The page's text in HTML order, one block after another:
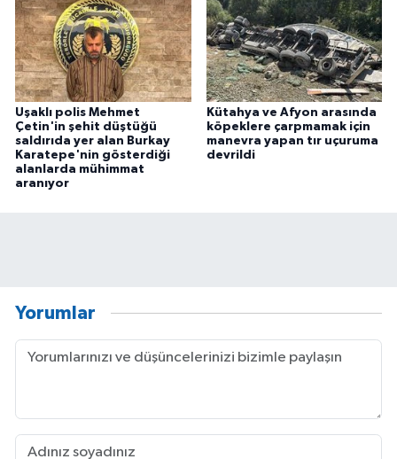
Uşaklı polis Mehmet
Çetin'in şehit düştüğü
saldırıda yer alan Burkay
Karatepe'nin gösterdiği
alanlarda mühimmat
aranıyor
Kütahya ve Afyon arasında
köpeklere çarpmamak için
manevra yapan tır uçuruma
devrildi
Yorumlar